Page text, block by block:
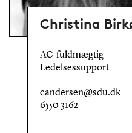
Christina
AC-fuldmægtig
Ledelsessupport
candersen@sdu.dk
6550 3162